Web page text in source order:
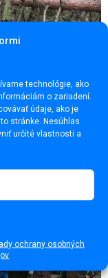
technológie, ako
o zariadení.
údaje, ako je
stránke. Nesúhlas
určité vlastnosti a
ochrany osobných
spôsobila